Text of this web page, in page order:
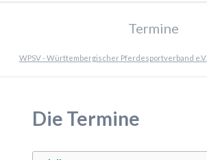
Termine
WPSV - Württembergischer Pferdesportverband e.V.
Die Termine